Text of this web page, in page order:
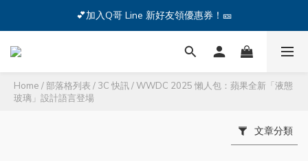
🔥iPhone 17 全系列熱銷中🔥點我購買 — !
💕加入Q哥 Line 新好友領優惠券！🎫
🔥iPhone 17 全系列熱銷中🔥點我購買 — !
Home /部落格列表 / 3C 快訊/WWDC 2025 懶人包：蘋果全新「液態
玻璃」設計語言登場
文章分類